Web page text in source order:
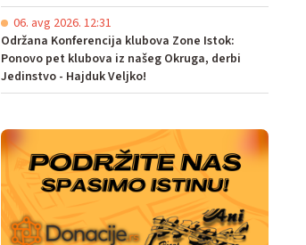
06. avg 2026. 12:31
Održana Konferencija klubova Zone Istok:
Ponovo pet klubova iz našeg Okruga, derbi
Jedinstvo - Hajduk Veljko!